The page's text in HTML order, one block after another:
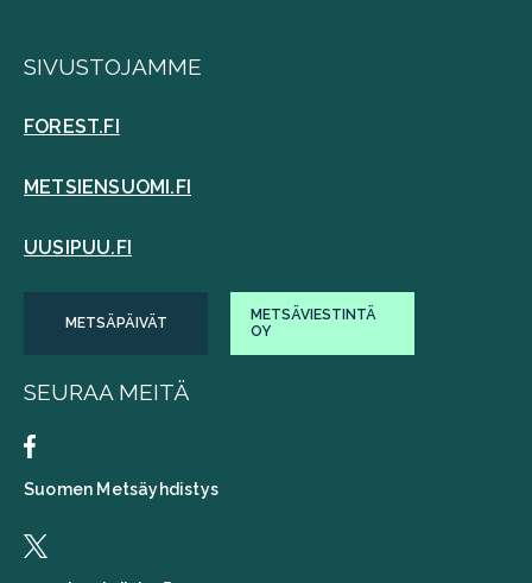
SIVUSTOJAMME
FOREST.FI
METSIENSUOMI.FI
UUSIPUU.FI
METSÄPÄIVÄT
METSÄVIESTINTÄ
OY
SEURAA MEITÄ
Suomen Metsäyhdistys